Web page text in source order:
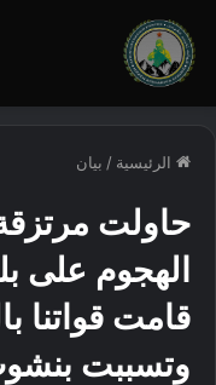
الرئيسية / بيان
حاولت
الهجوم على
قامت قواتنا
وتسببت